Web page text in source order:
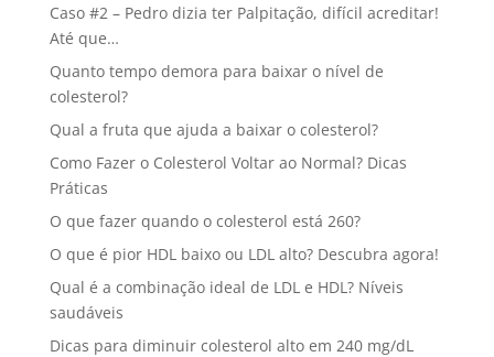
Caso #2 – Pedro dizia ter Palpitação, difícil acreditar!
Até que…
Quanto tempo demora para baixar o nível de
colesterol?
Qual a fruta que ajuda a baixar o colesterol?
Como Fazer o Colesterol Voltar ao Normal? Dicas
Práticas
O que fazer quando o colesterol está 260?
O que é pior HDL baixo ou LDL alto? Descubra agora!
Qual é a combinação ideal de LDL e HDL? Níveis
saudáveis
Dicas para diminuir colesterol alto em 240 mg/dL